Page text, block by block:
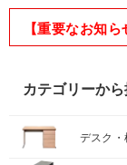
【重要なお知
カテゴリーか
デスク・